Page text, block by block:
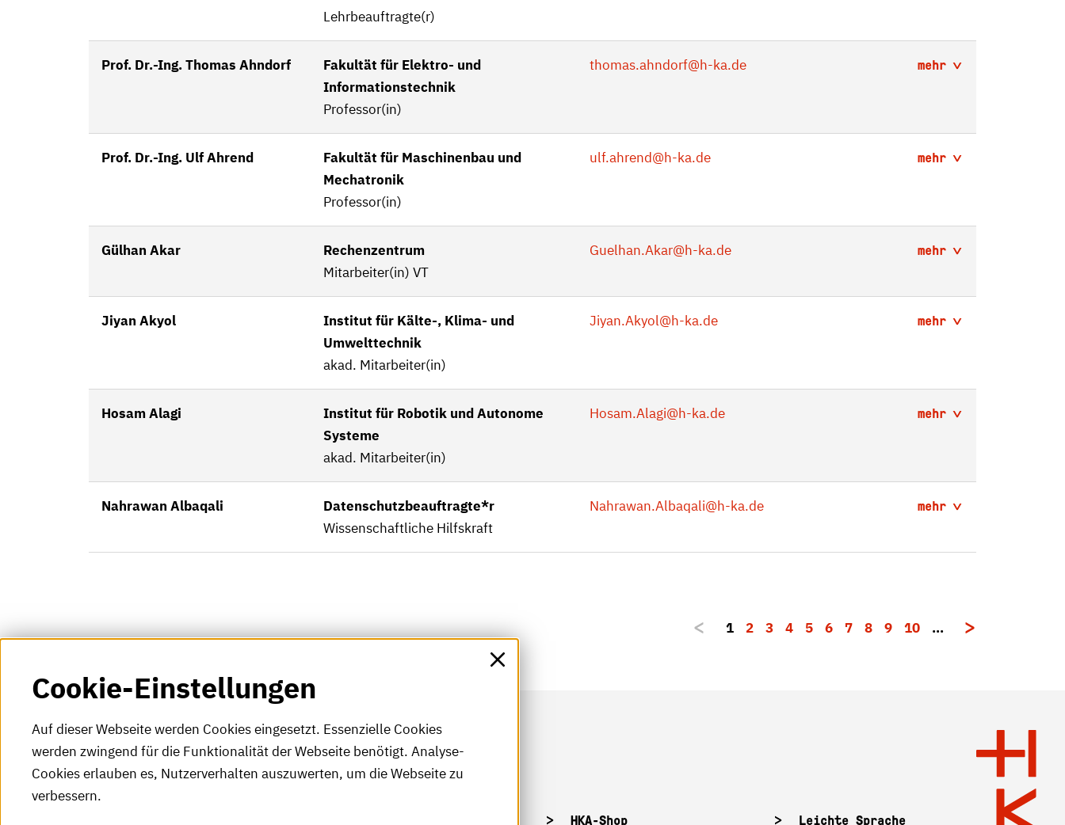
Lehrbeauftragte(r)
Prof. Dr.-Ing. Thomas Ahndorf
Fakultät für Elektro- und
Informationstechnik
Professor(in)
thomas.ahndorf@h-ka.de mehr
Prof. Dr.-Ing. Ulf Ahrend
Fakultät für Maschinenbau und
Mechatronik
Professor(in)
ulf.ahrend@h-ka.de mehr
Gülhan Akar
Rechenzentrum
Mitarbeiter(in) VT
Guelhan.Akar@h-ka.de mehr
Jiyan Akyol
Institut für Kälte-, Klima- und
Umwelttechnik
akad. Mitarbeiter(in)
Jiyan.Akyol@h-ka.de mehr
Hosam Alagi
Institut für Robotik und Autonome
Systeme
akad. Mitarbeiter(in)
Hosam.Alagi@h-ka.de mehr
Nahrawan Albaqali
Datenschutzbeauftragte*r
Wissenschaftliche Hilfskraft
Nahrawan.Albaqali@h-ka.de mehr
1 2 3 4 5 6 7 8 9 10 …
HKA-Shop Leichte Sprache
Cookie-Einstellungen
Auf dieser Webseite werden Cookies eingesetzt. Essenzielle Cookies
werden zwingend für die Funktionalität der Webseite benötigt. Analyse-
Cookies erlauben es, Nutzerverhalten auszuwerten, um die Webseite zu
verbessern.